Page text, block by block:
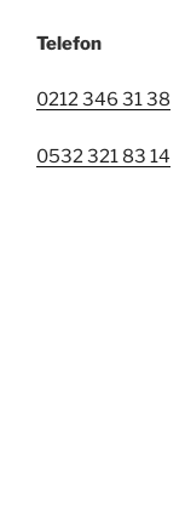
Telefon
0212 346 31 38
0532 321 83 14